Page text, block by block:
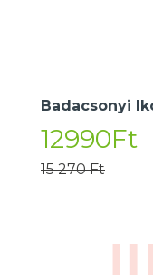
Badacsonyi
12990Ft
15 270 Ft